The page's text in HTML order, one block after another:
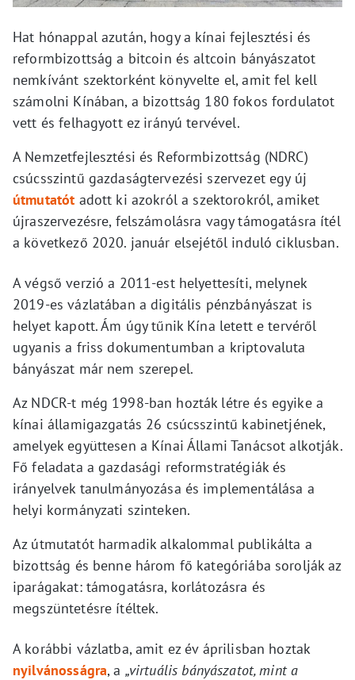
Hat hónappal azután, hogy a kínai fejlesztési és
reformbizottság a bitcoin és altcoin bányászatot
nemkívánt szektorként könyvelte el, amit fel kell
számolni Kínában, a bizottság 180 fokos fordulatot
vett és felhagyott ez irányú tervével.
A Nemzetfejlesztési és Reformbizottság (NDRC)
csúcsszintű gazdaságtervezési szervezet egy új
útmutatót adott ki azokról a szektorokról, amiket
újraszervezésre, felszámolásra vagy támogatásra ítél
a következő 2020. január elsejétől induló ciklusban.
A végső verzió a 2011-est helyettesíti, melynek
2019-es vázlatában a digitális pénzbányászat is
helyet kapott. Ám úgy tűnik Kína letett e tervéről
ugyanis a friss dokumentumban a kriptovaluta
bányászat már nem szerepel.
Az NDCR-t még 1998-ban hozták létre és egyike a
kínai államigazgatás 26 csúcsszintű kabinetjének,
amelyek együttesen a Kínai Állami Tanácsot alkotják.
Fő feladata a gazdasági reformstratégiák és
irányelvek tanulmányozása és implementálása a
helyi kormányzati szinteken.
Az útmutatót harmadik alkalommal publikálta a
bizottság és benne három fő kategóriába sorolják az
iparágakat: támogatásra, korlátozásra és
megszüntetésre ítéltek.
A korábbi vázlatba, amit ez év áprilisban hoztak
nyilvánosságra, a „virtuális bányászatot, mint a